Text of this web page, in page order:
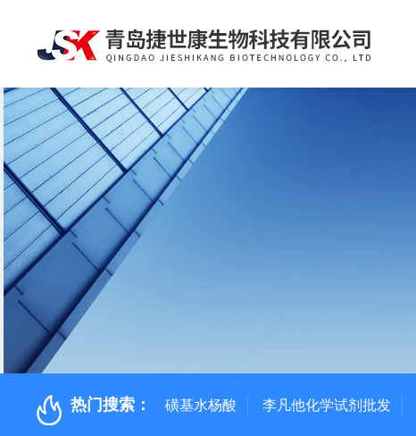
热门搜索： 磺基水杨酸 李凡他化学试剂批发